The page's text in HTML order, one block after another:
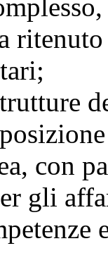
con
gli